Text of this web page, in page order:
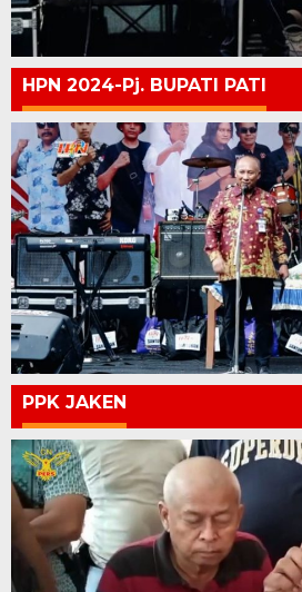
HPN 2024-Pj. BUPATI PATI
PPK JAKEN